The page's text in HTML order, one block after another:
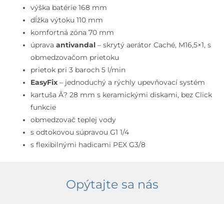
výška batérie 168 mm
dĺžka výtoku 110 mm
komfortná zóna 70 mm
úpravaantivandal – skrytý aerátor Caché, M16,5×1, s
obmedzovačom prietoku
prietok pri 3 baroch 5 l/min
EasyFix – jednoduchý a rýchly upevňovací systém
kartuša Ă? 28 mm s keramickými diskami, bez Click
funkcie
obmedzovač teplej vody
s odtokovou súpravou G1 1/4
s flexibilnými hadicami PEX G3/8
Opýtajte sa nás